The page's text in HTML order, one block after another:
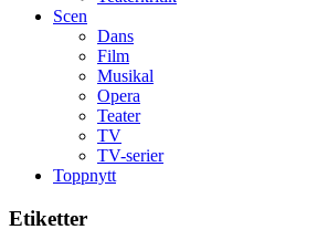
Scen
Dans
Film
Musikal
Opera
Teater
TV
TV-serier
Toppnytt
Etiketter